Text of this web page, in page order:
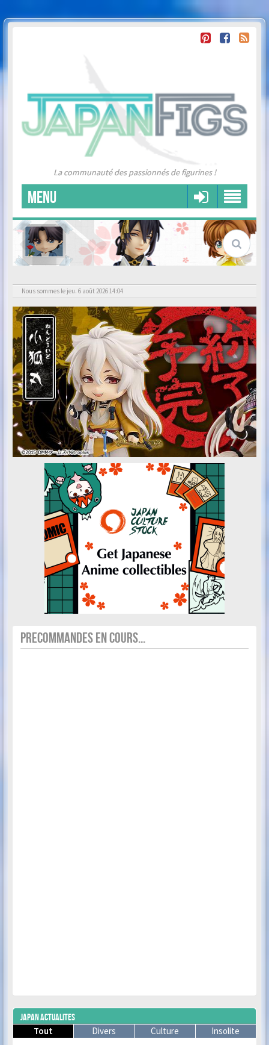
La communauté des passionnés de figurines !
MENU
Nous sommes le jeu. 6 août 2026 14:04
PRECOMMANDES EN COURS...
JAPAN ACTUALITES
Tout
Divers Culture Insolite